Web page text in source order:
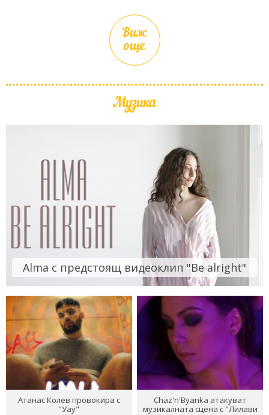
Виж
още
Музика
Alma с предстоящ видеоклип "Be alright"
Атанас Колев провокира с
"Уау"
Chaz'n'Byanka атакуват
музикалната сцена с "Лилави